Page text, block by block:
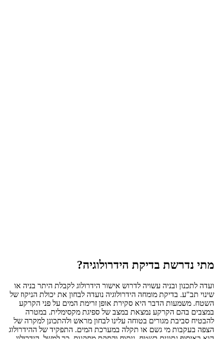
מתי נדרשת בדיקת הידרולוגיה?
ועדה לתכנון ובניה עשויה לדרוש אישור הידרולוג לקבלת היתר בניה או
שינוי תב"ע. בדיקת מומחה הידרולוגיה נועדה לבחון את יכולת הניקוז של
השטח. משמעות הדבר היא סקירת אופן זרימת המים על פני הקרקע
במצבים בהם הקרקע נמצאת במצב של ספיגת מקסימלית. במטרה
להבטיח סביבת מגורים בטוחה עלינו לבחון מראש ולהתכונן למקרה של
הצפה בעקבות מי גשם או תקלה במערכת המים. התפקיד של ההידרולוג